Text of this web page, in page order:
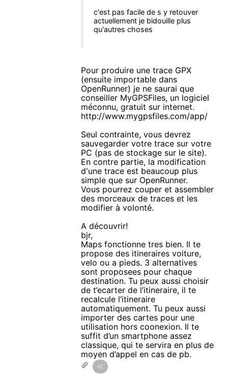
c'est pas facile de s y retouver
actuellement je bidouille plus
qu'autres choses
Pour produire une trace GPX
(ensuite importable dans
OpenRunner) je ne saurai que
conseiller MyGPSFiles, un logiciel
méconnu, gratuit sur internet.
http://www.mygpsfiles.com/app/
Seul contrainte, vous devrez
sauvegarder votre trace sur votre
PC (pas de stockage sur le site).
En contre partie, la modification
d'une trace est beaucoup plus
simple que sur OpenRunner.
Vous pourrez couper et assembler
des morceaux de traces et les
modifier à volonté.
A découvrir!
bjr,
Maps fonctionne tres bien. Il te
propose des itineraires voiture,
velo ou a pieds. 3 alternatives
sont proposees pour chaque
destination. Tu peux aussi choisir
de t’ecarter de l’itineraire, il te
recalcule l’itineraire
automatiquement. Tu peux aussi
importer des cartes pour une
utilisation hors coonexion. Il te
suffit d’un smartphone assez
classique, qui te servira en plus de
moyen d’appel en cas de pb.